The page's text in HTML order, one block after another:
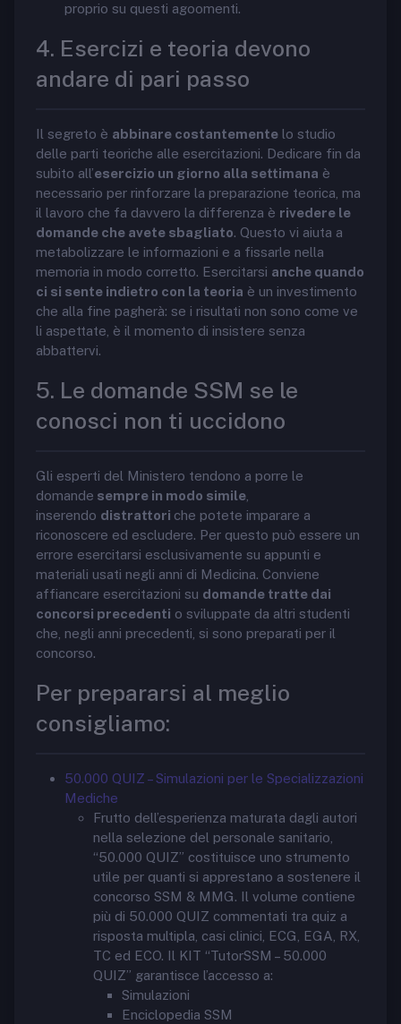
proprio su questi agoomenti.
4. Esercizi e teoria devono
andare di pari passo
Il segreto è abbinare costantemente lo studio
delle parti teoriche alle esercitazioni. Dedicare fin da
subito all’esercizio un giorno alla settimana è
necessario per rinforzare la preparazione teorica, ma
il lavoro che fa davvero la differenza è rivedere le
domande che avete sbagliato. Questo vi aiuta a
metabolizzare le informazioni e a fissarle nella
memoria in modo corretto. Esercitarsi anche quando
ci si sente indietro con la teoria è un investimento
che alla fine pagherà: se i risultati non sono come ve
li aspettate, è il momento di insistere senza
abbattervi.
5. Le domande SSM se le
conosci non ti uccidono
Gli esperti del Ministero tendono a porre le
domande sempre in modo simile
inserendo distrattori che potete imparare a
riconoscere ed escludere. Per questo può essere un
errore esercitarsi esclusivamente su appunti e
materiali usati negli anni di Medicina. Conviene
affiancare esercitazioni su domande tratte dai
concorsi precedenti o sviluppate da altri studenti
che, negli anni precedenti, si sono preparati per il
concorso.
Per prepararsi al meglio
consigliamo:
50.000 QUIZ – Simulazioni per le Specializzazioni
Mediche
Frutto dell’esperienza maturata dagli autori
nella selezione del personale sanitario,
“50.000 QUIZ” costituisce uno strumento
utile per quanti si apprestano a sostenere il
concorso SSM & MMG. Il volume contiene
più di 50.000 QUIZ commentati tra quiz a
risposta multipla, casi clinici, ECG, EGA, RX,
TC ed ECO. Il KIT “TutorSSM – 50.000
QUIZ” garantisce l’accesso a:
Simulazioni
Enciclopedia SSM